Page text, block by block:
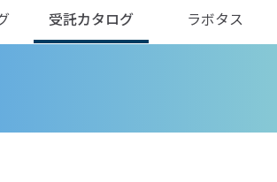
受託カタログ ラボタス